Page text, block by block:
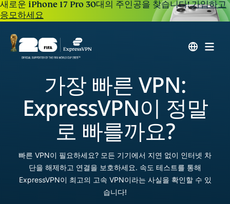
새로운 iPhone 17 Pro 30대의 주인공을 찾습니다!가입하고
응모하세요
가장 빠른 VPN:
ExpressVPN이 정말
로 빠를까요?
빠른 VPN이 필요하세요? 모든 기기에서 지연 없이 인터넷 차
단을 해제하고 연결을 보호하세요. 속도 테스트를 통해
ExpressVPN이 최고의 고속 VPN이라는 사실을 확인할 수 있
습니다!